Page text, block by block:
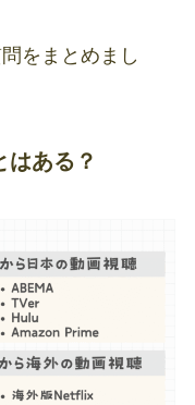
をまとめまし
はある？